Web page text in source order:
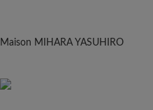
Maison MIHARA YASUHIRO